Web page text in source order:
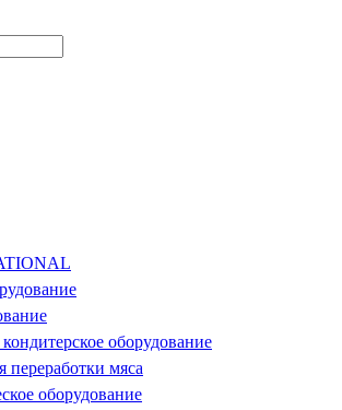
оборудование
переработки мяса
оборудование